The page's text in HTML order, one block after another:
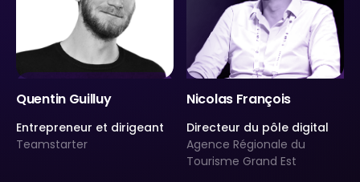
Quentin Guilluy
Entrepreneur et dirigeant
Teamstarter
Nicolas François
Directeur du pôle digital
Agence Régionale du
Tourisme Grand Est